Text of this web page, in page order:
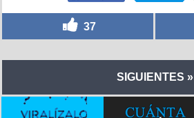
37
SIGUIENTES »